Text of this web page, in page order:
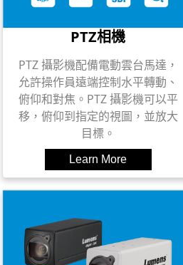
PTZ相機
PTZ 攝影機配備電動雲台馬達，
允許操作員遠端控制水平轉動、
俯仰和對焦。PTZ 攝影機可以平
移，俯仰到指定的視圖，並放大
目標。